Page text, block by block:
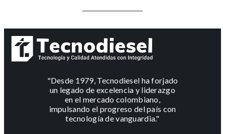
"Desde 1979, Tecnodiesel ha forjado
un legado de excelencia y liderazgo
en el mercado colombiano,
impulsando el progreso del país con
tecnología de vanguardia."